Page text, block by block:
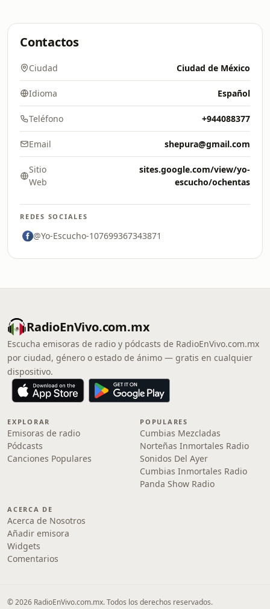
Contactos
Ciudad Ciudad de México
Idioma Español
Teléfono +944088377
Email shepura@gmail.com
Sitio
Web
sites.google.com/view/yo-
escucho/ochentas
REDES SOCIALES
@Yo-Escucho-107699367343871
RadioEnVivo.com.mx
Escucha emisoras de radio y pódcasts de RadioEnVivo.com.mx
por ciudad, género o estado de ánimo — gratis en cualquier
dispositivo.
EXPLORAR
Emisoras de radio
Pódcasts
Canciones Populares
POPULARES
Cumbias Mezcladas
Norteñas Inmortales Radio
Sonidos Del Ayer
Cumbias Inmortales Radio
Panda Show Radio
ACERCA DE
Acerca de Nosotros
Añadir emisora
Widgets
Comentarios
© 2026 RadioEnVivo.com.mx. Todos los derechos reservados.